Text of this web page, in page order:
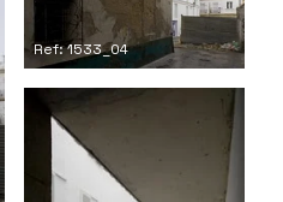
Ref: 1533_04